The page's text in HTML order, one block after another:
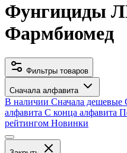
Фунгициды
Фармбиомед
Фильтры товаров
Сначала алфавита
В наличии Сначала дешевые
алфавита С конца алфавита
рейтингом Новинки